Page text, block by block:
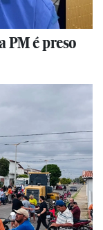
PM é preso